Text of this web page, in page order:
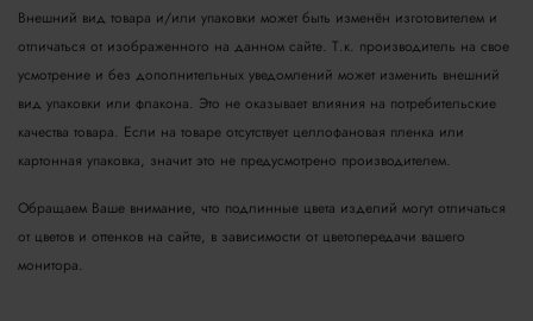
Внешний вид товара и/или упаковки может быть изменён изготовителем и
отличаться от изображенного на данном сайте. Т.к. производитель на свое
усмотрение и без дополнительных уведомлений может изменить внешний
вид упаковки или флакона. Это не оказывает влияния на потребительские
качества товара. Если на товаре отсутствует целлофановая пленка или
картонная упаковка, значит это не предусмотрено производителем.
Обращаем Ваше внимание, что подлинные цвета изделий могут отличаться
от цветов и оттенков на сайте, в зависимости от цветопередачи вашего
монитора.